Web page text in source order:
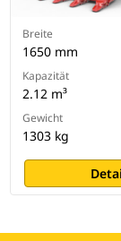
Breite
1650 mm
Kapazität
2.12 m³
Gewicht
1303 kg